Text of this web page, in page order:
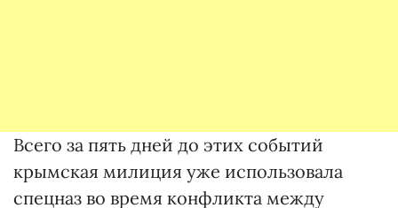
Всего за пять дней до этих событий
крымская милиция уже использовала
спецназ во время конфликта между